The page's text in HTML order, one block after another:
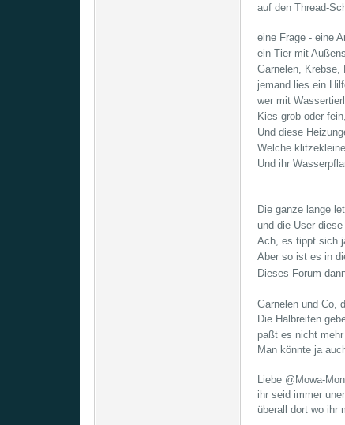
auf den Thread-
eine Frage - eine
ein Tier mit
Garnelen, Krebse,
jemand lies ein
wer mit
Kies grob oder
Und diese
Welche
Und ihr
Die ganze lange
und die User
Ach, es tippt sich
Aber so ist es in
Dieses Forum
Garnelen und Co,
Die Halbreifen
paßt es nicht
Man könnte ja
Liebe @Mowa-
ihr seid immer
überall dort wo ihr